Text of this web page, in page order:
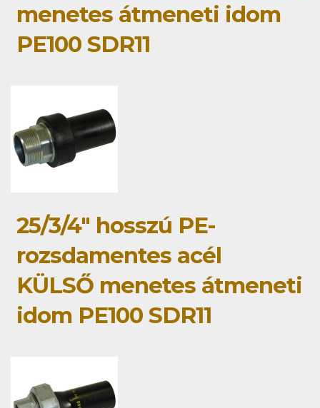
menetes átmeneti idom
PE100 SDR11
25/3/4" hosszú PE-
rozsdamentes acél
KÜLSŐ menetes átmeneti
idom PE100 SDR11